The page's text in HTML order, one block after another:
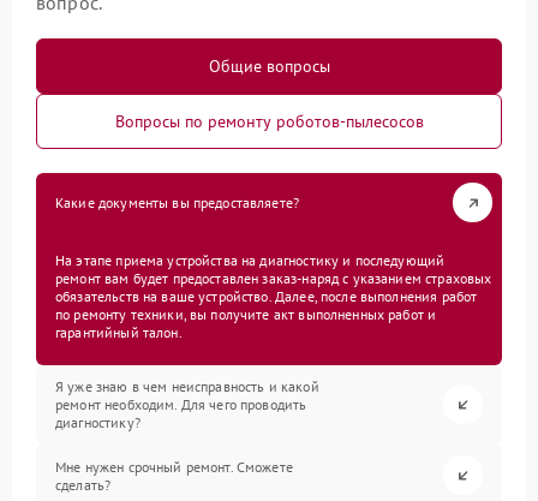
Общие вопросы
Вопросы по ремонту роботов-пылесосов
Какие документы вы предоставляете?
На этапе приема устройства на диагностику и последующий
ремонт вам будет предоставлен заказ-наряд с указанием страховых
обязательств на ваше устройство. Далее, после выполнения работ
по ремонту техники, вы получите акт выполненных работ и
гарантийный талон.
Я уже знаю в чем неисправность и какой
ремонт необходим. Для чего проводить
диагностику?
Мне нужен срочный ремонт. Сможете
сделать?